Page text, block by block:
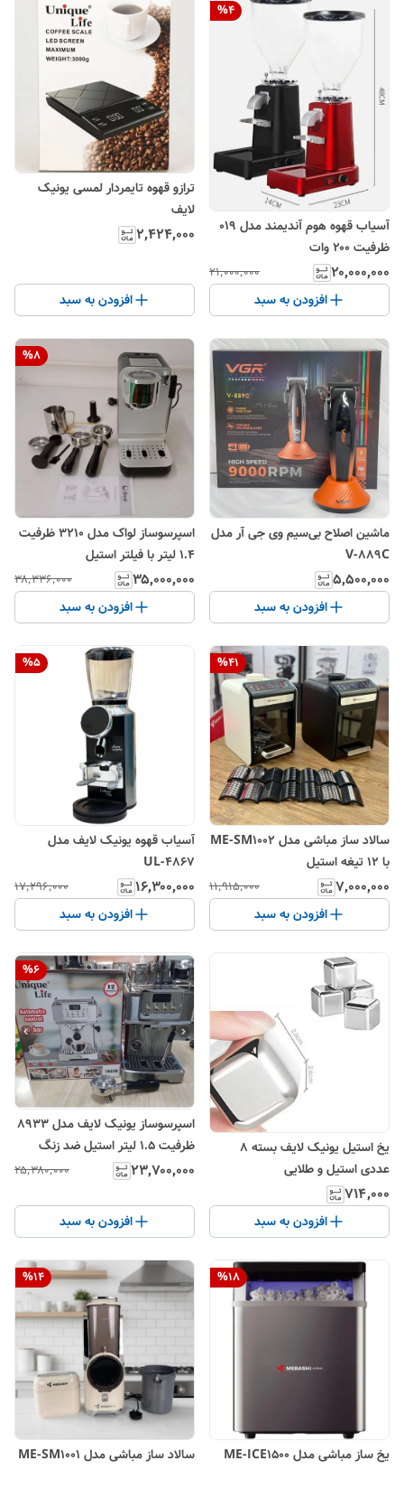
%4
آسیاب قهوه هوم آندیمند مدل ۰۱۹
ظرفیت ۲۰۰ وات
۲۰٬۰۰۰٬۰۰۰ ۲۱٬۰۰۰٬۰۰۰
افزودن به سبد
ترازو قهوه تایمردار لمسی یونیک
لایف
۲٬۴۲۴٬۰۰۰
افزودن به سبد
ماشین اصلاح بی‌سیم وی جی آر مدل
V-889C
۵٬۵۰۰٬۰۰۰
افزودن به سبد
%8
اسپرسوساز لواک مدل 3210 ظرفیت
۱.۴ لیتر با فیلتر استیل
۳۵٬۰۰۰٬۰۰۰ ۳۸٬۳۳۶٬۰۰۰
افزودن به سبد
%41
سالاد ساز مباشی مدل ME-SM1002
با ۱۲ تیغه استیل
۷٬۰۰۰٬۰۰۰ ۱۱٬۹۱۵٬۰۰۰
افزودن به سبد
%5
آسیاب قهوه یونیک لایف مدل
4867-UL
۱۶٬۳۰۰٬۰۰۰ ۱۷٬۲۹۶٬۰۰۰
افزودن به سبد
یخ استیل یونیک لایف بسته ۸
عددی استیل و طلایی
۷۱۴٬۰۰۰
افزودن به سبد
%6
اسپرسوساز یونیک لایف مدل 8933
ظرفیت ۱.۵ لیتر استیل ضد زنگ
۲۳٬۷۰۰٬۰۰۰ ۲۵٬۳۸۰٬۰۰۰
افزودن به سبد
%18
یخ ساز مباشی مدل ME-ICE1500
%14
سالاد ساز مباشی مدل ME-SM1001